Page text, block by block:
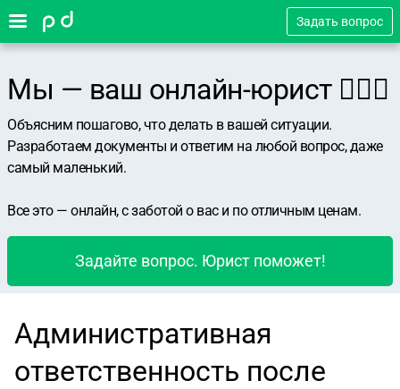
Задать вопрос
Мы — ваш онлайн-юрист 👨🏻‍⚖️
Объясним пошагово, что делать в вашей ситуации.
Разработаем документы и ответим на любой вопрос, даже
самый маленький.
Все это — онлайн, с заботой о вас и по отличным ценам.
Задайте вопрос. Юрист поможет!
Административная
ответственность после